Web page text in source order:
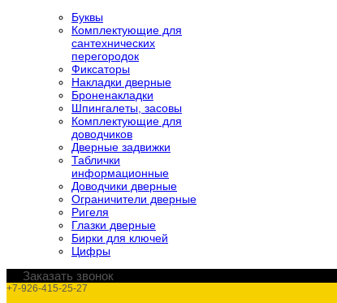
Буквы
Комплектующие для
сантехнических
перегородок
Фиксаторы
Накладки дверные
Броненакладки
Шпингалеты, засовы
Комплектующие для
доводчиков
Дверные задвижки
Таблички
информационные
Доводчики дверные
Ограничители дверные
Ригеля
Глазки дверные
Бирки для ключей
Цифры
Заказать звонок
+7-926-415-25-27